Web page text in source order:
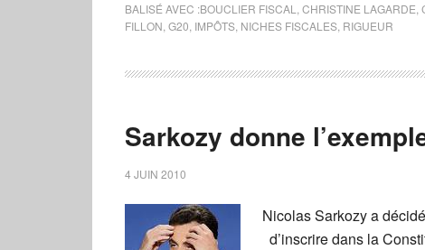
BALISÉ AVEC :BOUCLIER FISCAL CHRISTINE LAGARDE
FILLON G20 IMPÔTS NICHES FISCALES RIGUEUR
Sarkozy donne
4 JUIN 2010
Nicolas Sarkozy a
d’inscrire dans la